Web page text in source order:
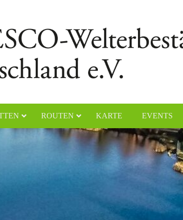
Klosterinsel Reichenau
ROUTEN KARTE EVENTS